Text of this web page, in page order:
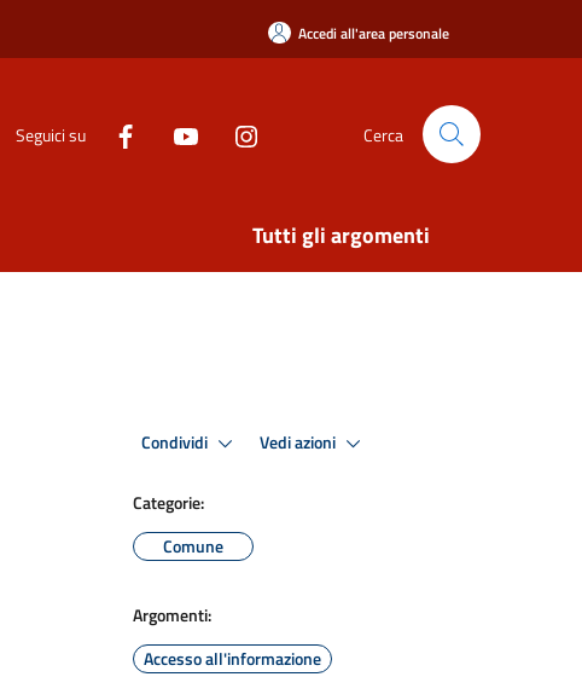
Accedi all'area personale
Seguici su Cerca
Tutti gli argomenti
Condividi Vedi azioni
Categorie:
Comune
Argomenti:
Accesso all'informazione